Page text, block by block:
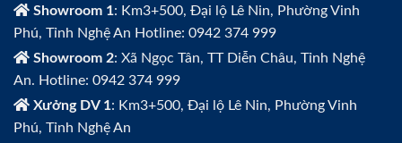
Showroom 1: Km3+500, Đại lộ Lê Nin, Phường Vinh
Phú, Tỉnh Nghệ An Hotline: 0942 374 999
Showroom 2: Xã Ngọc Tân, TT Diễn Châu, Tỉnh Nghệ
An. Hotline: 0942 374 999
Xưởng DV 1: Km3+500, Đại lộ Lê Nin, Phường Vinh
Phú, Tỉnh Nghệ An